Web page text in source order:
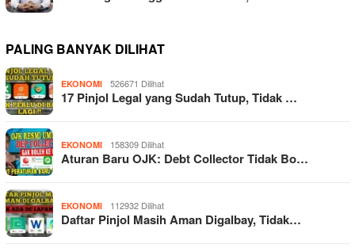
PALING BANYAK DILIHAT
EKONOMI 526671 Dilihat
17 Pinjol Legal yang Sudah Tutup, Tidak …
EKONOMI 158309 Dilihat
Aturan Baru OJK: Debt Collector Tidak Bo…
EKONOMI 112932 Dilihat
Daftar Pinjol Masih Aman Digalbay, Tidak…